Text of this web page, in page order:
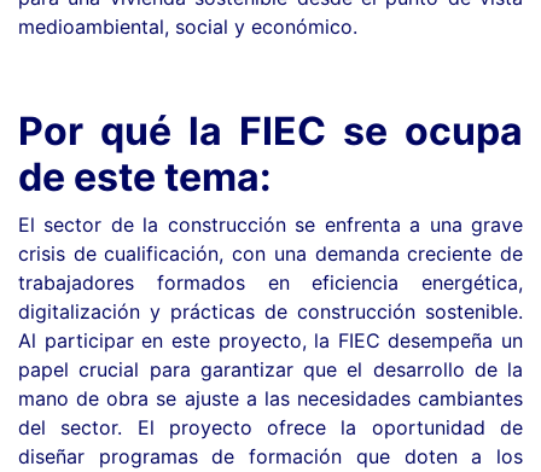
medioambiental, social y económico.
Por qué la FIEC se ocupa
de este tema:
El sector de la construcción se enfrenta a una grave
crisis de cualificación, con una demanda creciente de
trabajadores formados en eficiencia energética,
digitalización y prácticas de construcción sostenible.
Al participar en este proyecto, la FIEC desempeña un
papel crucial para garantizar que el desarrollo de la
mano de obra se ajuste a las necesidades cambiantes
del sector. El proyecto ofrece la oportunidad de
diseñar programas de formación que doten a los